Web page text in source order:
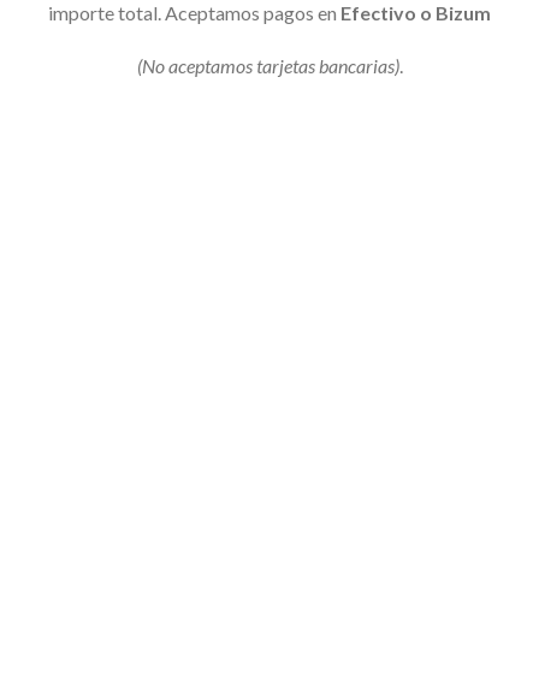
importe total. Aceptamos pagos en Efectivo o Bizum
(No aceptamos tarjetas bancarias).